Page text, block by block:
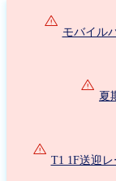
モバイル
夏
T1 1F送迎